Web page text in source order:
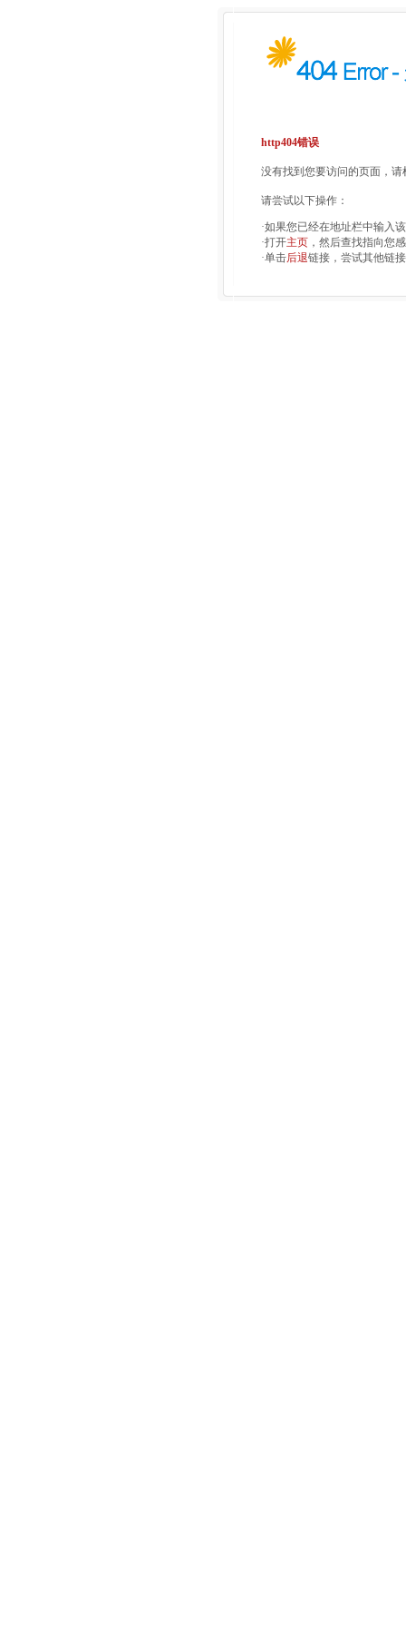
http404错误
没有找到您要访问的页面，
请尝试以下操作：
·如果您已经在地址栏中输入
·打开主页 ，然后查找指向您
·单击后退链接，尝试其他链